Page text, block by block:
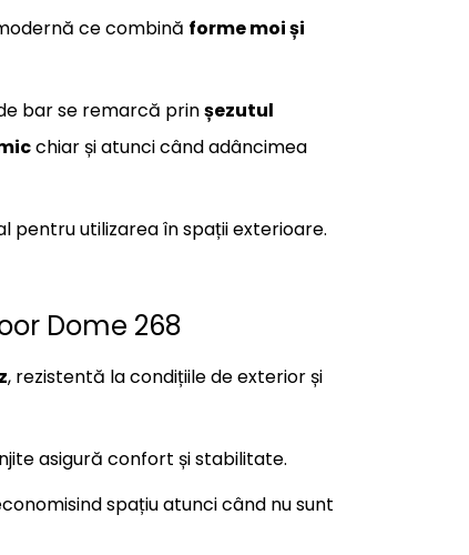
ce combină forme moi și
bar se remarcă prinșezutul
chiar și atunci când adâncimea
pentru utilizarea în spații exterioare.
Dome 268
, rezistentă la condițiile de exterior și
asigură confort și stabilitate.
spațiu atunci când nu sunt